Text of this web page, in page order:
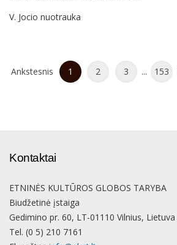
V. Jocio nuotrauka
Ankstesnis 1 2 3 ... 153
Kontaktai
ETNINĖS KULTŪROS GLOBOS TARYBA
Biudžetinė įstaiga
Gedimino pr. 60, LT-01110 Vilnius, Lietuva
Tel. (0 5) 210 7161